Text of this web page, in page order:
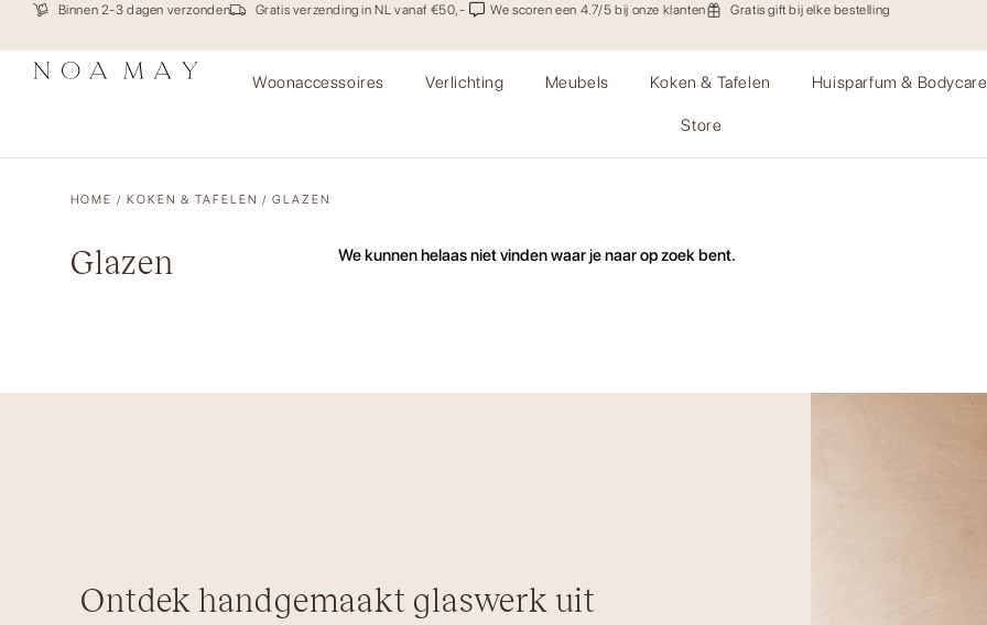
Binnen 2-3 dagen verzonden Gratis verzending in NL vanaf €50,- We scoren een 4.7/5 bij onze klanten Gratis gift bij elke bestelling
Woonaccessoires Verlichting Meubels Koken & Tafelen Huisparfum & Bodycare
Store
HOME / KOKEN & TAFELEN / GLAZEN
Glazen We kunnen helaas niet vinden waar je naar op zoek bent.
Ontdek handgemaakt glaswerk uit